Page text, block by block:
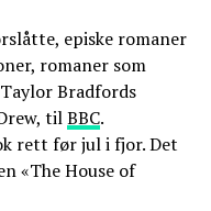
episke romaner
romaner som
Bradfords
tilBBC.
rett før jul i fjor. Det
«The House of